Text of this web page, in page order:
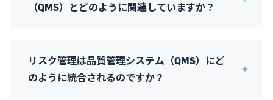
（QMS）とどのように関連していますか？
リスク管理は品質管理システム（QMS）にど
のように統合されるのですか？